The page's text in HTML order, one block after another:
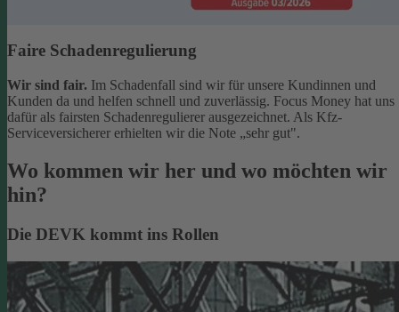
Faire Schadenregulierung
Wir sind fair. Im Schadenfall sind wir für unsere Kundinnen und
Kunden da und helfen schnell und zuverlässig. Focus Money hat uns
dafür als fairsten Schadenregulierer ausgezeichnet. Als Kfz-
Serviceversicherer erhielten wir die Note „sehr gut".
Wo kommen wir her und wo möchten wir
hin?
Die DEVK kommt ins Rollen